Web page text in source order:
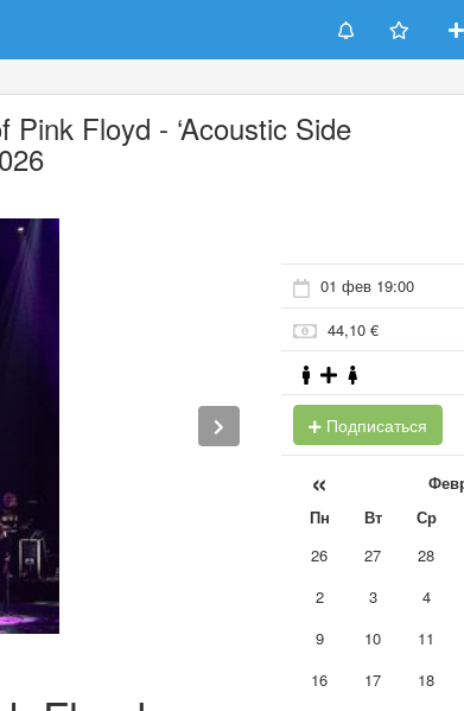
Floyd - ‘Acoustic Side
01 фев 19:00
44,10 €
Подписаться
«
Пн Вт Ср
26
27 28
2
3 4
9
10 11
16
17 18